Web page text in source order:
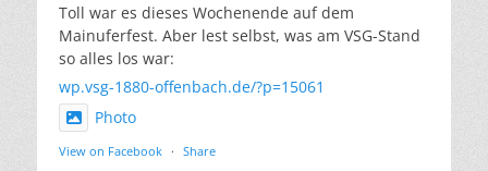
Toll war es dieses Wochenende auf dem
Mainuferfest. Aber lest selbst, was am VSG-Stand
so alles los war:
wp.vsg-1880-offenbach.de/?p=15061
Photo
View on Facebook · Share